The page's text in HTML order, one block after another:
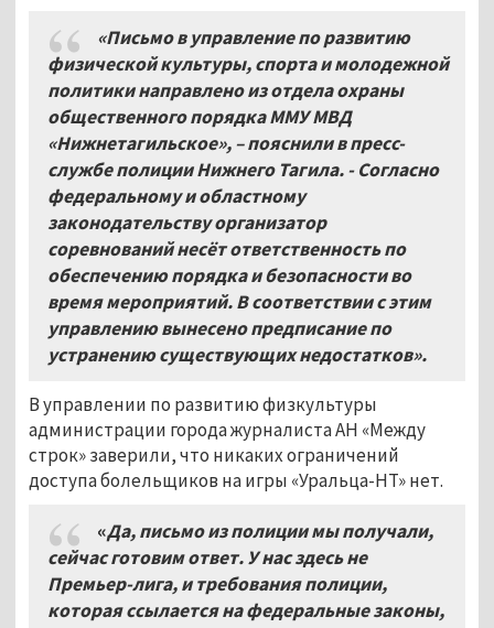
«Письмо в управление по развитию
физической культуры, спорта и молодежной
политики направлено из отдела охраны
общественного порядка ММУ МВД
«Нижнетагильское», – пояснили в пресс-
службе полиции Нижнего Тагила. - Согласно
федеральному и областному
законодательству организатор
соревнований несёт ответственность по
обеспечению порядка и безопасности во
время мероприятий. В соответствии с этим
управлению вынесено предписание по
устранению существующих недостатков».
В управлении по развитию физкультуры
администрации города журналиста АН «Между
строк» заверили, что никаких ограничений
доступа болельщиков на игры «Уральца-НТ» нет.
«Да, письмо из полиции мы получали,
сейчас готовим ответ. У нас здесь не
Премьер-лига, и требования полиции,
которая ссылается на федеральные законы,